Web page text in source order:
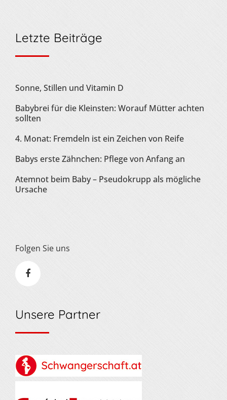
Letzte Beiträge
Sonne, Stillen und Vitamin D
Babybrei für die Kleinsten: Worauf Mütter achten
sollten
4. Monat: Fremdeln ist ein Zeichen von Reife
Babys erste Zähnchen: Pflege von Anfang an
Atemnot beim Baby – Pseudokrupp als mögliche
Ursache
Folgen Sie uns
Unsere Partner